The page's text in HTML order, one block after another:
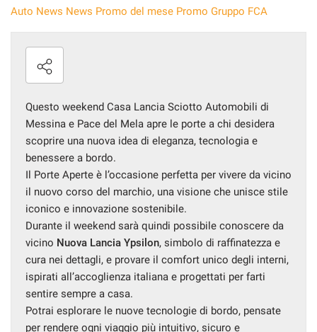
CONTATTI
NEWS
Auto News News Promo del mese Promo Gruppo FCA
Questo weekend Casa Lancia Sciotto Automobili di
Messina e Pace del Mela apre le porte a chi desidera
scoprire una nuova idea di eleganza, tecnologia e
benessere a bordo.
Il Porte Aperte è l’occasione perfetta per vivere da vicino
il nuovo corso del marchio, una visione che unisce stile
iconico e innovazione sostenibile.
Durante il weekend sarà quindi possibile conoscere da
vicino Nuova Lancia Ypsilon, simbolo di raffinatezza e
cura nei dettagli, e provare il comfort unico degli interni,
ispirati all’accoglienza italiana e progettati per farti
sentire sempre a casa.
Potrai esplorare le nuove tecnologie di bordo, pensate
per rendere ogni viaggio più intuitivo, sicuro e